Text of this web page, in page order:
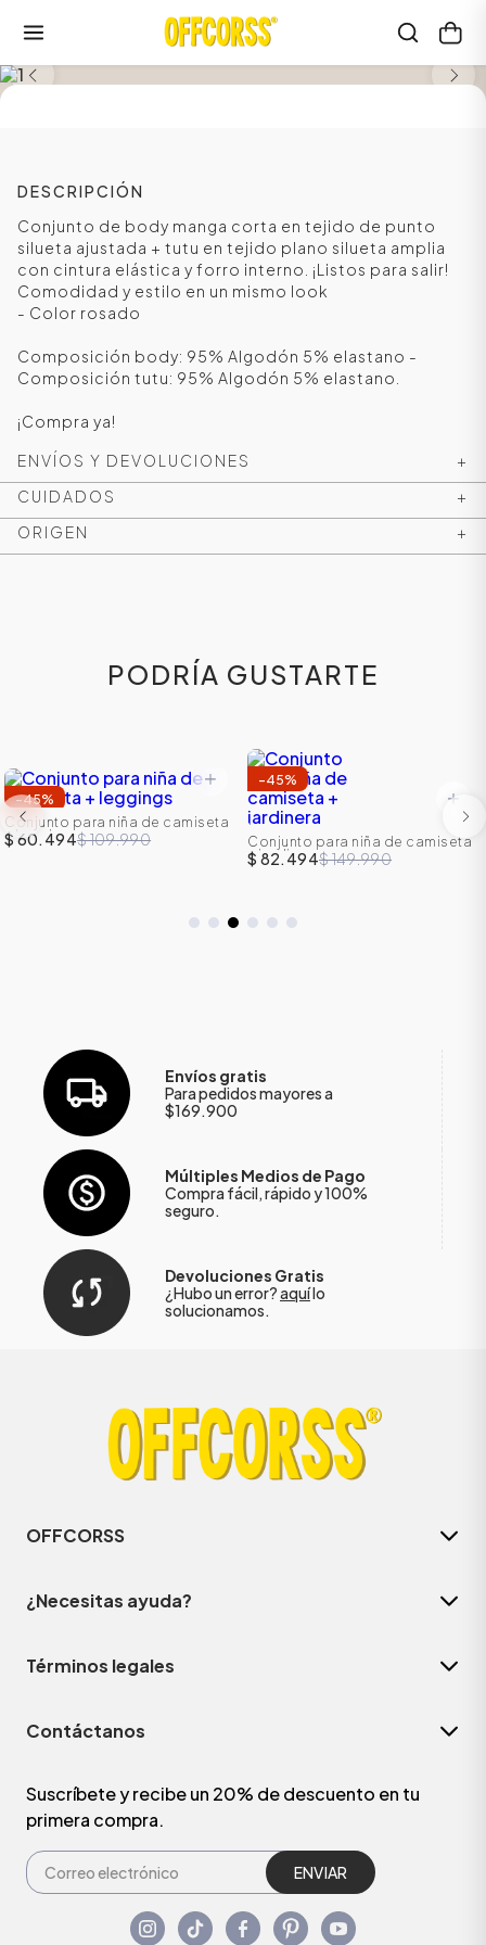
DESCRIPCIÓN
Conjunto de body manga corta en tejido de punto
silueta ajustada + tutu en tejido plano silueta amplia
con cintura elástica y forro interno. ¡Listos para salir!
Comodidad y estilo en un mismo look
- Color rosado
Composición body: 95% Algodón 5% elastano -
Composición tutu: 95% Algodón 5% elastano.
¡Compra ya!
ENVÍOS Y DEVOLUCIONES
+
CUIDADOS
+
ORIGEN
+
PODRÍA GUSTARTE
-45%
Conjunto para niña de camiseta
+ leggings
$ 60.494$ 109.990
-45%
Conjunto para niña de camiseta
+ jardinera
$ 82.494$ 149.990
Envíos gratis
Para pedidos mayores a
$169.900
Múltiples Medios de Pago
Compra fácil, rápido y 100%
seguro.
Devoluciones Gratis
¿Hubo un error?aquílo
solucionamos.
OFFCORSS
¿Necesitas ayuda?
Términos legales
Contáctanos
Suscríbete y recibe un 20% de descuento en tu
primera compra.
ENVIAR